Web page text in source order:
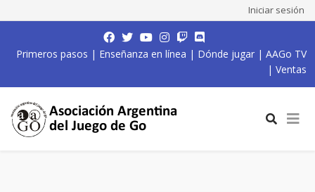
Iniciar sesión
Primeros pasos | Enseñanza en línea | Dónde jugar | AAGo TV
| Ventas